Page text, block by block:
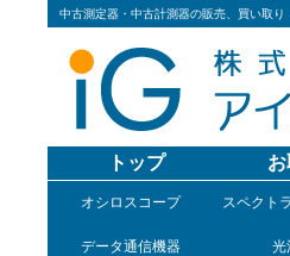
中古測定器・中古計測器の販売、買い取り
トップ
オシロスコープ スペクト
データ通信機器 光